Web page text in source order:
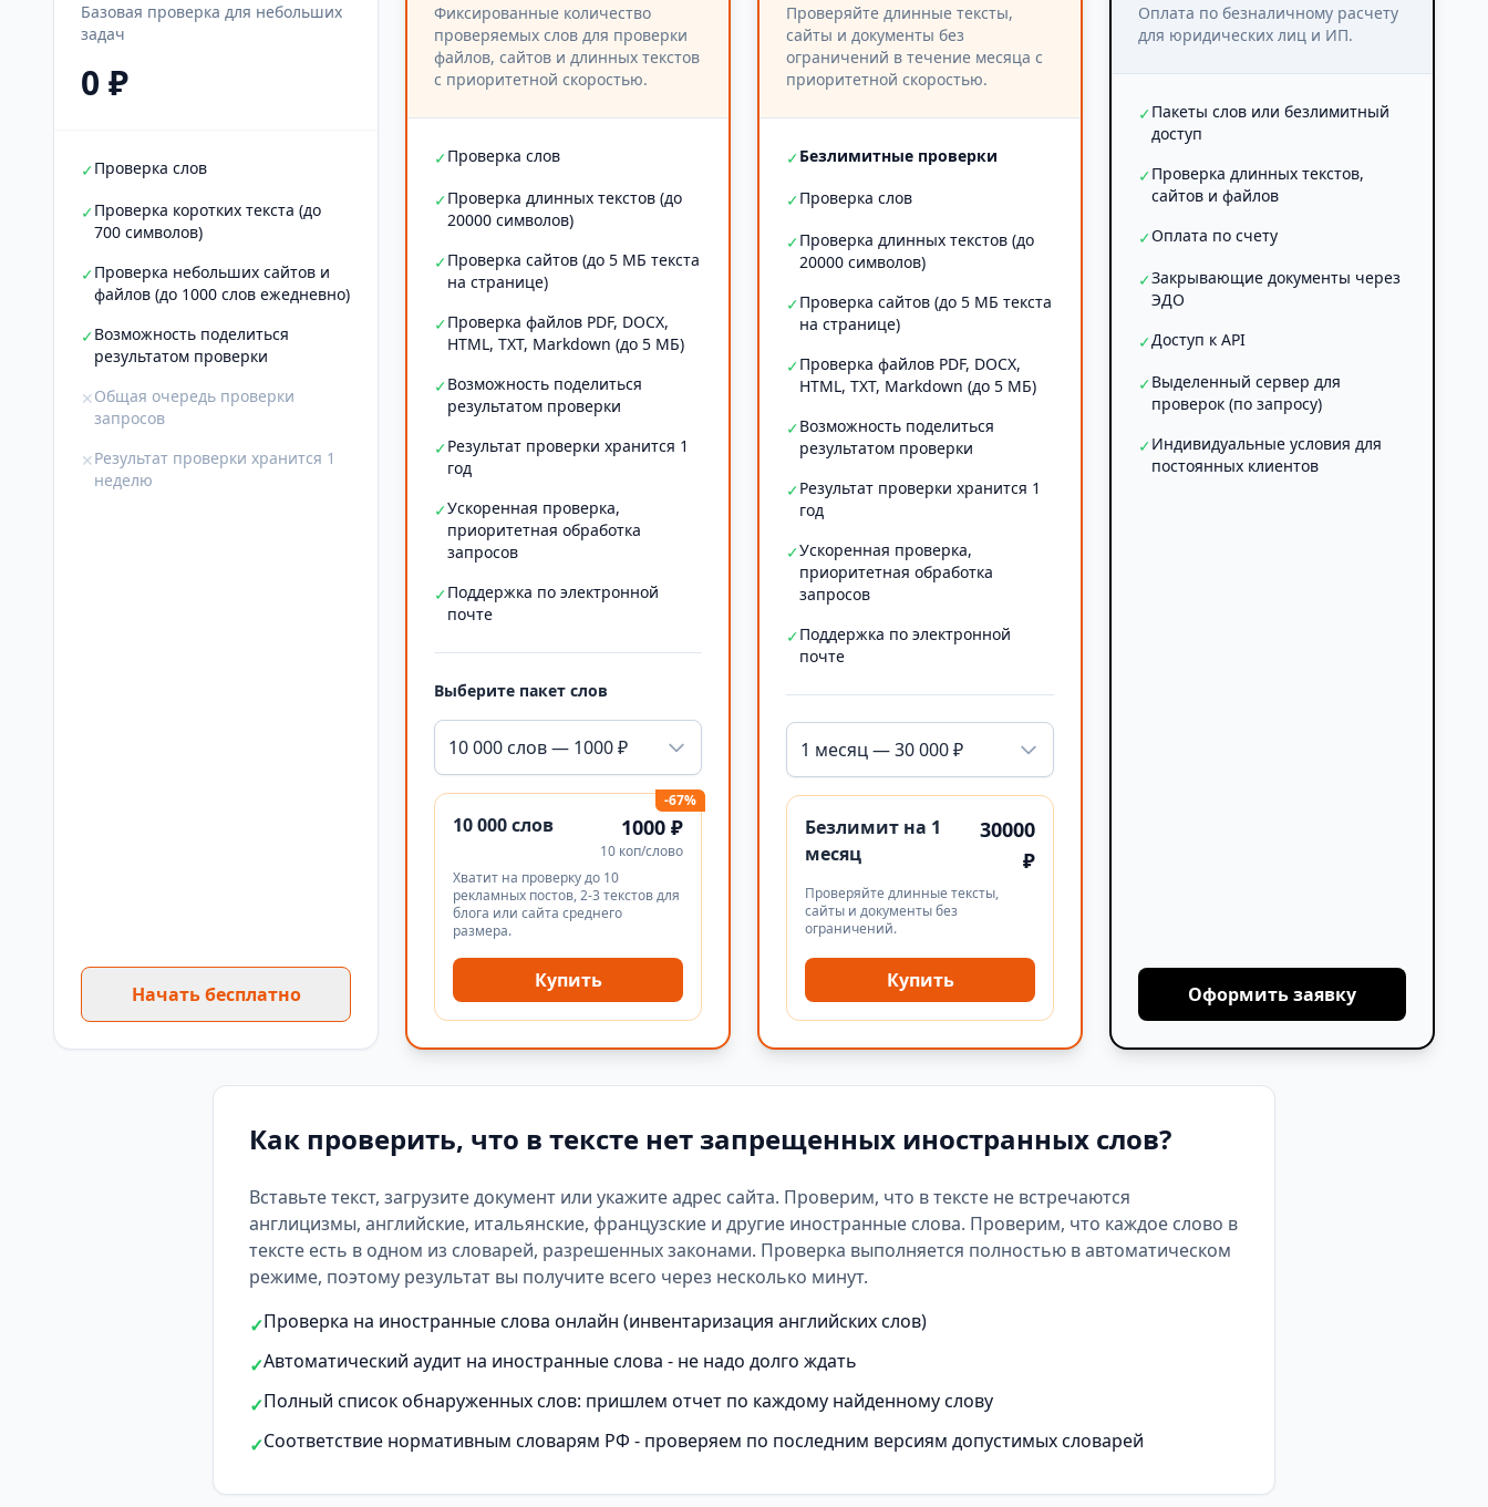
Базовая проверка для небольших
задач
0 ₽
✓Проверка слов
✓Проверка коротких текста (до
700 символов)
✓Проверка небольших сайтов и
файлов (до 1000 слов ежедневно)
✓Возможность поделиться
результатом проверки
✕Общая очередь проверки
запросов
✕Результат проверки хранится 1
неделю
Начать бесплатно
Фиксированные количество
проверяемых слов для проверки
файлов, сайтов и длинных текстов
с приоритетной скоростью.
✓Проверка слов
✓Проверка длинных текстов (до
20000 символов)
✓Проверка сайтов (до 5 МБ текста
на странице)
✓Проверка файлов PDF, DOCX,
HTML, TXT, Markdown (до 5 МБ)
✓Возможность поделиться
результатом проверки
✓Результат проверки хранится 1
год
✓Ускоренная проверка,
приоритетная обработка
запросов
✓Поддержка по электронной
почте
Выберите пакет слов
10 000 слов — 1000 ₽
-67%
10 000 слов 1000 ₽
10 коп/слово
Хватит на проверку до 10
рекламных постов, 2-3 текстов для
блога или сайта среднего
размера.
Купить
Проверяйте длинные тексты,
сайты и документы без
ограничений в течение месяца с
приоритетной скоростью.
✓Безлимитные проверки
✓Проверка слов
✓Проверка длинных текстов (до
20000 символов)
✓Проверка сайтов (до 5 МБ текста
на странице)
✓Проверка файлов PDF, DOCX,
HTML, TXT, Markdown (до 5 МБ)
✓Возможность поделиться
результатом проверки
✓Результат проверки хранится 1
год
✓Ускоренная проверка,
приоритетная обработка
запросов
✓Поддержка по электронной
почте
1 месяц — 30 000 ₽
Безлимит на 1
месяц
30000
₽
Проверяйте длинные тексты,
сайты и документы без
ограничений.
Купить
Оплата по безналичному расчету
для юридических лиц и ИП.
✓Пакеты слов или безлимитный
доступ
✓Проверка длинных текстов,
сайтов и файлов
✓Оплата по счету
✓Закрывающие документы через
ЭДО
✓Доступ к API
✓Выделенный сервер для
проверок (по запросу)
✓Индивидуальные условия для
постоянных клиентов
Оформить заявку
Как проверить, что в тексте нет запрещенных иностранных слов?
Вставьте текст, загрузите документ или укажите адрес сайта. Проверим, что в тексте не встречаются
англицизмы, английские, итальянские, французские и другие иностранные слова. Проверим, что каждое слово в
тексте есть в одном из словарей, разрешенных законами. Проверка выполняется полностью в автоматическом
режиме, поэтому результат вы получите всего через несколько минут.
✓Проверка на иностранные слова онлайн (инвентаризация английских слов)
✓Автоматический аудит на иностранные слова - не надо долго ждать
✓Полный список обнаруженных слов: пришлем отчет по каждому найденному слову
✓Соответствие нормативным словарям РФ - проверяем по последним версиям допустимых словарей